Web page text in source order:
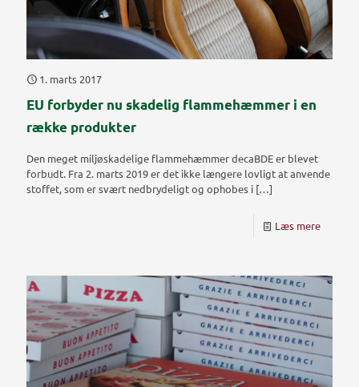
1. marts 2017
EU forbyder nu skadelig flammehæmmer i en
række produkter
Den meget miljøskadelige flammehæmmer decaBDE er blevet
forbudt. Fra 2. marts 2019 er det ikke længere lovligt at anvende
stoffet, som er svært nedbrydeligt og ophobes i […]
Læs mere